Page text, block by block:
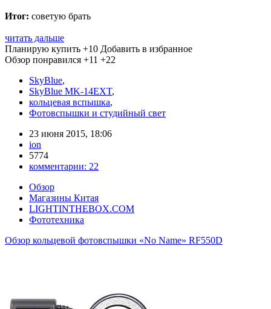
Итог: советую брать
читать дальше
Планирую купить +10 Добавить в избранное
Обзор понравился +11 +22
SkyBlue,
SkyBlue MK-14EXT,
кольцевая вспышка,
Фотовспышки и студийный свет
23 июня 2015, 18:06
ion
5774
комментарии: 22
Обзор
Магазины Китая
LIGHTINTHEBOX.COM
Фототехника
Обзор кольцевой фотовспышки «No Name» RF550D